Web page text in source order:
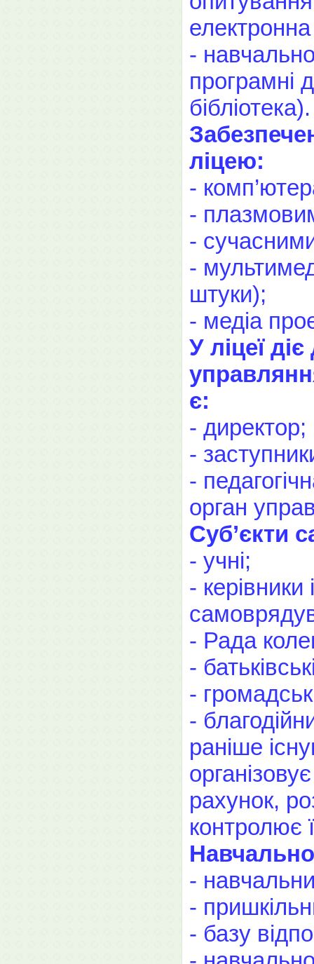
-
програмні
бібліотека).
ліцею:
-
-
-
-
штуки);
- медіа
У ліцеї
є:
- директор;
-
-
орган
Суб’єкти
- учні;
- керівники
- Рада
-
-
-
раніше
рахунок,
контролює
-
-
- базу